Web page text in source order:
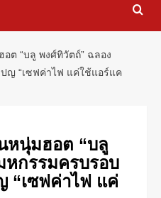
อต “บลู พงศ์ทิวัตถ์” ฉลอง
ญ “เซฟค่าไฟ แค่ใช้แอร์แค
หนุ่มฮอต “บลู
หกรรมครบรอบ
“เซฟค่าไฟ แค่